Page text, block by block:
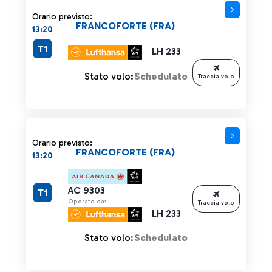
Orario previsto:
13:20
LH 233
FRANCOFORTE (FRA)
T1
Stato volo:Schedulato Traccia volo
Orario previsto:
13:20
AC 9303
Operato da:
LH 233
FRANCOFORTE (FRA)
T1
Stato volo:Schedulato
Traccia volo